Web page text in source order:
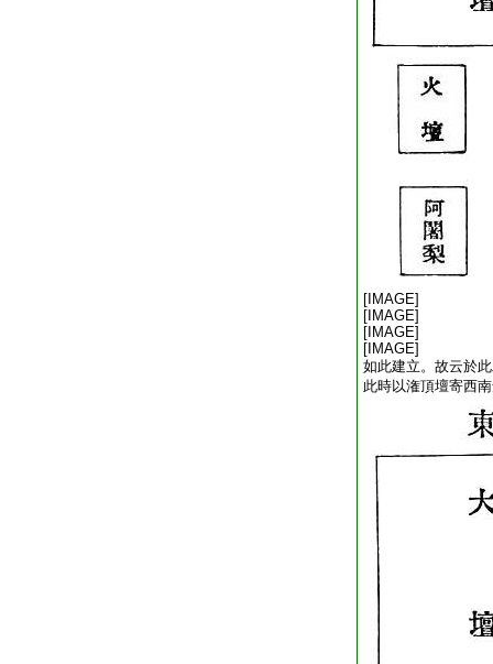
[IMAGE]
[IMAGE]
[IMAGE]
[IMAGE]
如此建立。故云於
此時以潅頂壇寄西